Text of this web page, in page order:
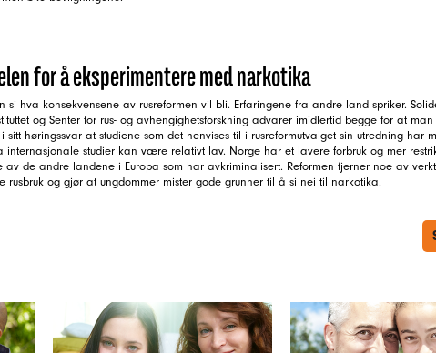
for å eksperimentere med narkotika
si hva konsekvensene av rusreformen vil bli. Erfaringene fra andre land spriker.
og Senter for rus- og avhengighetsforskning advarer imidlertid begge for at
sitt høringssvar at studiene som det henvises til i rusreformutvalget sin utredning har
internasjonale studier kan være relativt lav. Norge har et lavere forbruk og mer
de andre landene i Europa som har avkriminalisert. Reformen fjerner noe av
og gjør at ungdommer mister gode grunner til å si nei til narkotika.